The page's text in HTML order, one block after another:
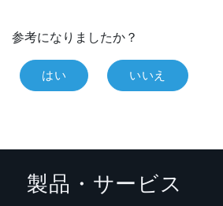
参考になりましたか？
はい いいえ
製品・サービス